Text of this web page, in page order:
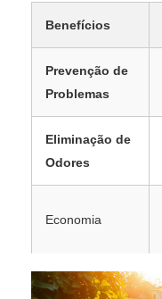
Benefícios
Prevenção de
Problemas
Eliminação de
Odores
Economia